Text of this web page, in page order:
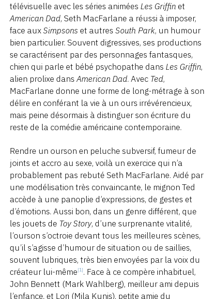
télévisuelle avec les séries animées Les Griffin et
American Dad, Seth MacFarlane a réussi à imposer,
face auxSimpsons et autres South Park, un humour
bien particulier. Souvent digressives, ses productions
se caractérisent par des personnages fantasques,
chien qui parle et bébé psychopathe dans Les Griffin,
alien prolixe dansAmerican Dad. Avec Ted,
MacFarlane donne une forme de long-métrage à son
délire en conférant la vie à un ours irrévérencieux,
mais peine désormais à distinguer son écriture du
reste de la comédie américaine contemporaine.
Rendre un ourson en peluche subversif, fumeur de
joints et accro au sexe, voilà un exercice qui n’a
probablement pas rebuté Seth MacFarlane. Aidé par
une modélisation très convaincante, le mignon Ted
accède à une panoplie d’expressions, de gestes et
d’émotions. Aussi bon, dans un genre différent, que
les jouets de Toy Story, d’une surprenante vitalité,
l’ourson s’octroie devant tous les meilleures scènes,
qu’il s’agisse d’humour de situation ou de saillies,
souvent lubriques, très bien envoyées par la voix du
créateur lui-même[1]. Face à ce compère inhabituel,
John Bennett (Mark Wahlberg), meilleur ami depuis
l’enfance, et Lori (Mila Kunis), petite amie du